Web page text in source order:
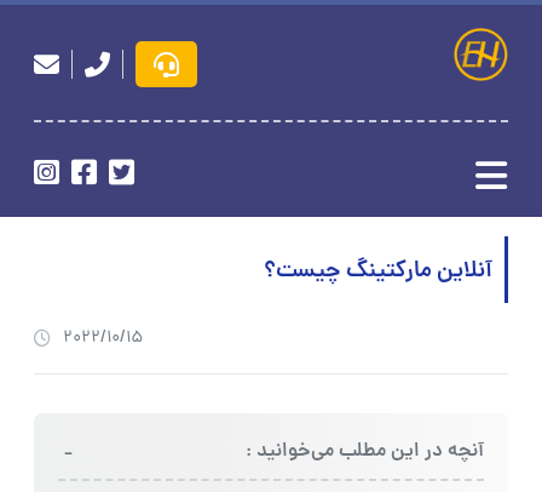
آنلاین مارکتینگ چیست؟
2022/10/15
آنچه در این مطلب می‌خوانید : -